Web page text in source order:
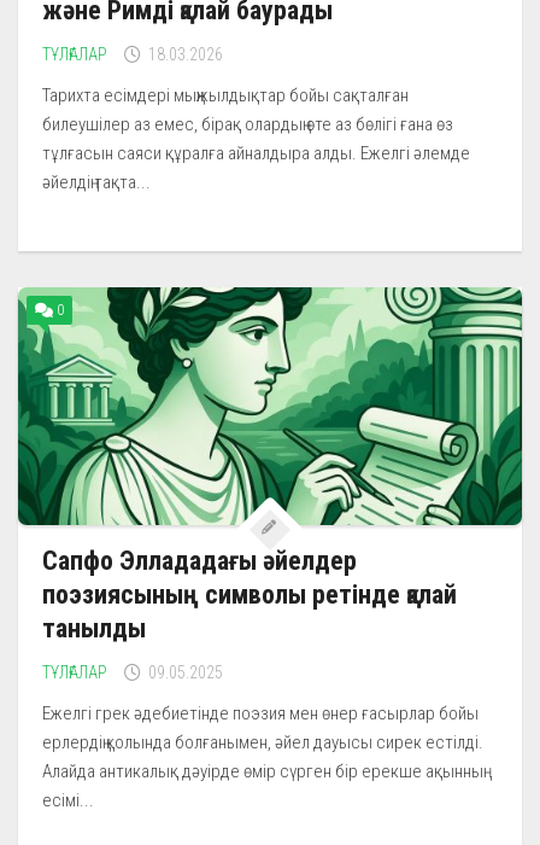
және Римді қалай баурады
ТҰЛҒАЛАР 18.03.2026
Тарихта есімдері мыңжылдықтар бойы сақталған
билеушілер аз емес, бірақ олардың өте аз бөлігі ғана өз
тұлғасын саяси құралға айналдыра алды. Ежелгі әлемде
әйелдің тақта...
0
Сапфо Эллададағы әйелдер
поэзиясының символы ретінде қалай
танылды
ТҰЛҒАЛАР 09.05.2025
Ежелгі грек әдебиетінде поэзия мен өнер ғасырлар бойы
ерлердің қолында болғанымен, әйел дауысы сирек естілді.
Алайда антикалық дәуірде өмір сүрген бір ерекше ақынның
есімі...